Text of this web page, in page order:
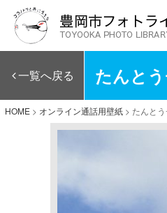
一覧へ戻る たんと
HOME > オンライン通話用壁紙 > たんと